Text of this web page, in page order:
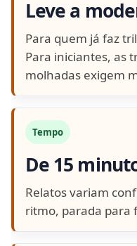
Leve a
Para quem já faz
Para iniciantes, as
molhadas exigem
Tempo
De 15
Relatos variam
ritmo, parada para